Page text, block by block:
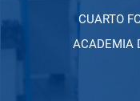
CUARTO
ACADEMIA